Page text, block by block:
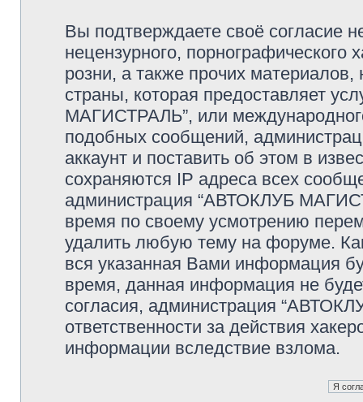
Вы подтверждаете своё согласие
нецензурного, порнографического
розни, а также прочих
страны, которая предоставляет
МАГИСТРАЛЬ”, или
подобных сообщений,
аккаунт и поставить об этом в
сохраняются IP адреса всех
администрация “АВТОКЛУБ
время по своему усмотрению
удалить любую тему на форуме.
вся указанная Вами информация
время, данная информация не
согласия, администрация
ответственности за действия
информации вследствие взлома.